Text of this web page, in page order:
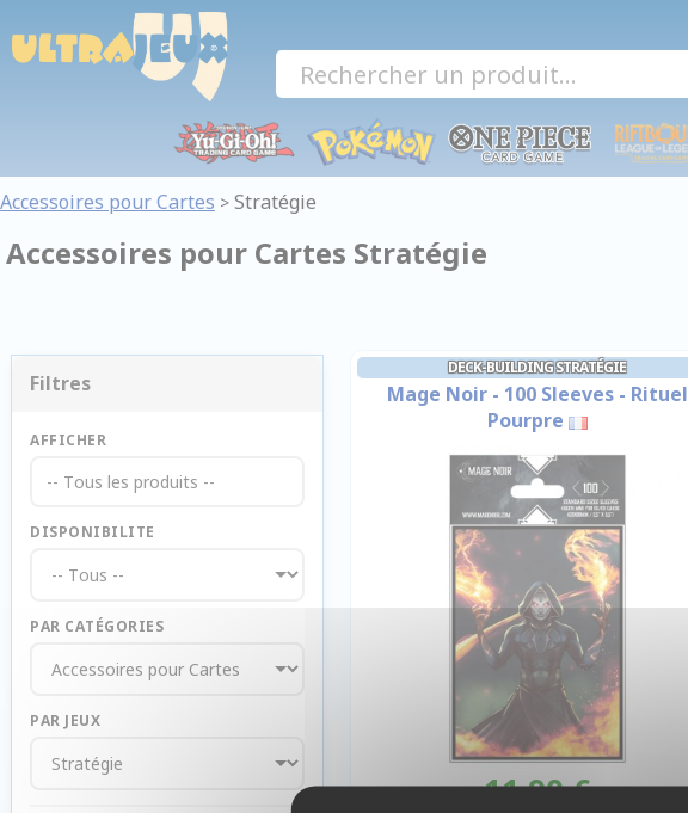
Accessoires pour Cartes > Stratégie
Accessoires pour Cartes Stratégie
Filtres
AFFICHER
-- Tous les produits --
DISPONIBILITE
PAR CATÉGORIES
PAR JEUX
DECK-BUILDING STRATÉGIE
Mage Noir - 100 Sleeves - Rituel
Pourpre
11,90 €
Panneau de gestion des cookies